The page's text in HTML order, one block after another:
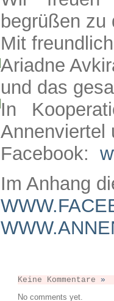
begrüßen zu
Mit
Ariadne
und das
In
Annenviertel
Facebook:
Im Anhang
Keine Kommentare »
No comments yet.